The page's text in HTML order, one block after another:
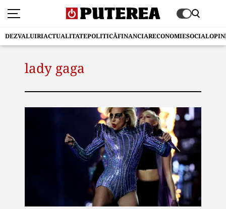
DEZVALUIRIACTUALITATEPOLITICĂFINANCIARECONOMIESOCIAL
lady gaga